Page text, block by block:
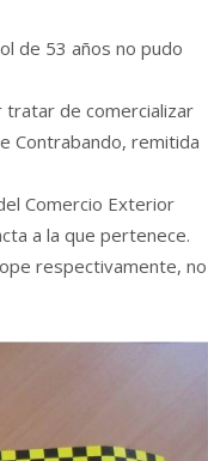
de 53 años no pudo
tratar de comercializar
Contrabando, remitida
Comercio Exterior
a la que pertenece.
respectivamente, no